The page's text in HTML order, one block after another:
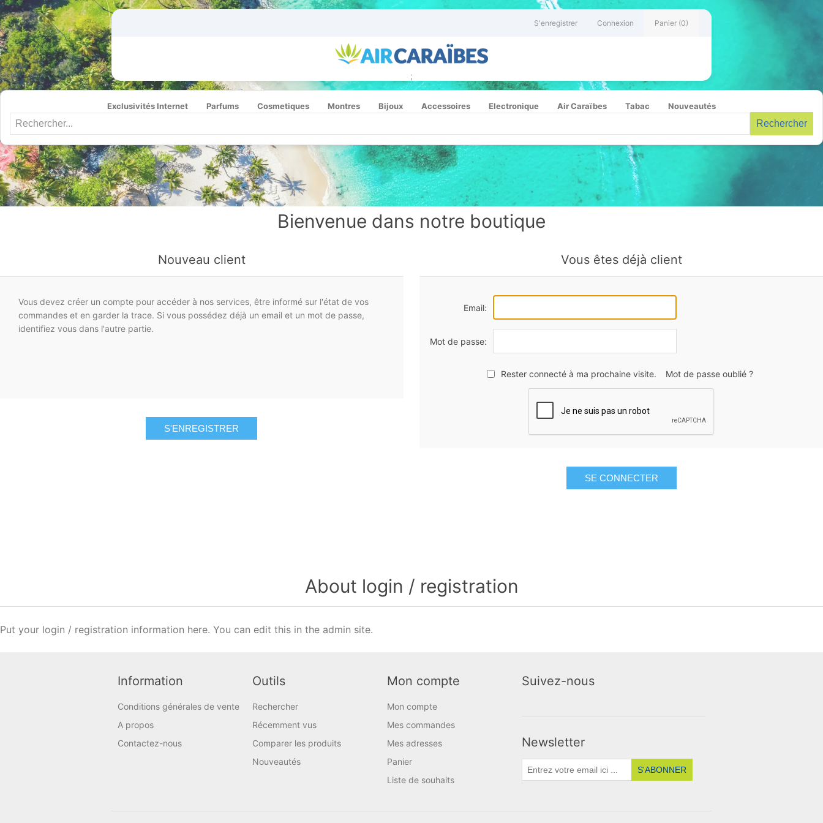
S'enregistrer Connexion Panier (0)
;
Exclusivités Internet Parfums Cosmetiques Montres Bijoux Accessoires Electronique Air Caraïbes Tabac Nouveautés
Rechercher
Bienvenue dans notre boutique
Nouveau client
Vous devez créer un compte pour accéder à nos services, être informé sur l'état de vos
commandes et en garder la trace. Si vous possédez déjà un email et un mot de passe,
identifiez vous dans l'autre partie.
S'ENREGISTRER
Vous êtes déjà client
Email:
Mot de passe:
Rester connecté à ma prochaine visite. Mot de passe oublié ?
SE CONNECTER
About login / registration
Put your login / registration information here. You can edit this in the admin site.
Information
Conditions générales de vente
A propos
Contactez-nous
Outils
Rechercher
Récemment vus
Comparer les produits
Nouveautés
Mon compte
Mon compte
Mes commandes
Mes adresses
Panier
Liste de souhaits
Suivez-nous
Newsletter
S'ABONNER